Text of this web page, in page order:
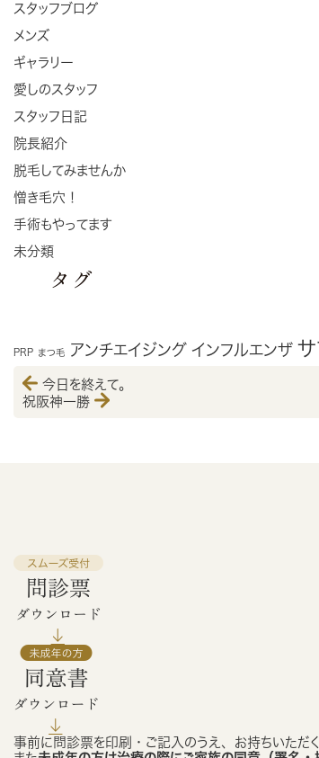
スタッフブログ
メンズ
ギャラリー
愛しのスタッフ
スタッフ日記
院長紹介
脱毛してみませんか
憎き毛穴！
手術もやってます
未分類
タグ
PRP まつ毛 アンチエイジング インフルエンザ サ
今日を終えて。
祝阪神一勝
事前に問診票を印刷・ご記入のうえ、お持ちいただ